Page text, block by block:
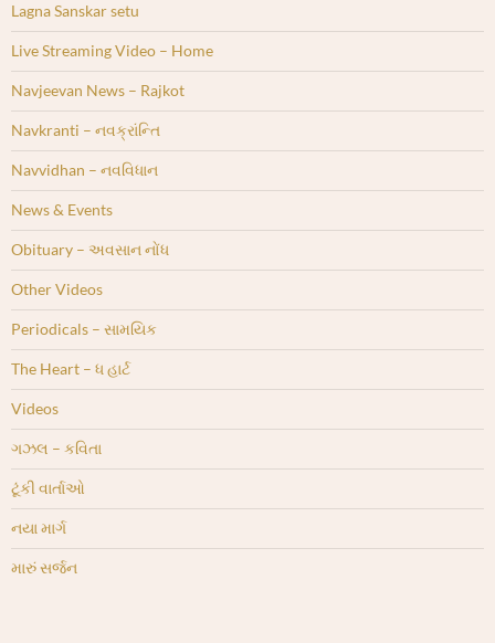
Lagna Sanskar setu
Live Streaming Video – Home
Navjeevan News – Rajkot
Navkranti – નવક્રાંન્તિ
Navvidhan – નવવિધાન
News & Events
Obituary – અવસાન નોંધ
Other Videos
Periodicals – સામયિક
The Heart – ધ હાર્ટ
Videos
ગઝલ – કવિતા
ટૂંકી વાર્તાઓ
નયા માર્ગ
મારું સર્જન